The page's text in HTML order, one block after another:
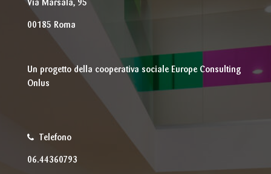
Via Marsala, 95
00185 Roma
Un progetto della cooperativa sociale Europe Consulting
Onlus
Telefono
06.44360793